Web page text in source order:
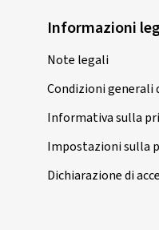
Informazioni
Note legali
Condizioni
Informativa sulla
Impostazioni sulla
Dichiarazione di